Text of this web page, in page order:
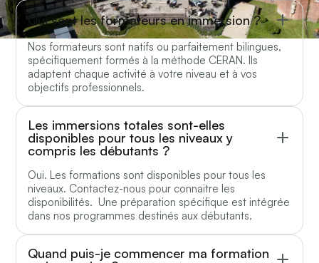
Qui sont les formateurs en immersion ?
Nos formateurs sont natifs ou parfaitement bilingues,
spécifiquement formés à la méthode CERAN. Ils
adaptent chaque activité à votre niveau et à vos
objectifs professionnels.
Les immersions totales sont-elles
disponibles pour tous les niveaux y
compris les débutants ?
Oui. Les formations sont disponibles pour tous les
niveaux. Contactez-nous pour connaitre les
disponibilités. Une préparation spécifique est intégrée
dans nos programmes destinés aux débutants.
Quand puis-je commencer ma formation